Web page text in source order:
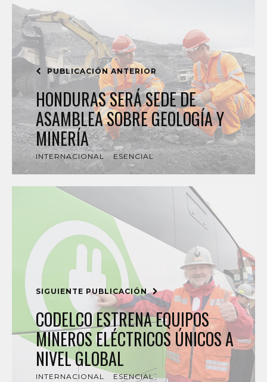
PUBLICACIÓN ANTERIOR
HONDURAS SERÁ SEDE DE
ASAMBLEA SOBRE GEOLOGÍA Y
MINERÍA
INTERNACIONAL ESENCIAL
SIGUIENTE PUBLICACIÓN
CODELCO ESTRENA EQUIPOS
MINEROS ELÉCTRICOS ÚNICOS A
NIVEL GLOBAL
INTERNACIONAL ESENCIAL